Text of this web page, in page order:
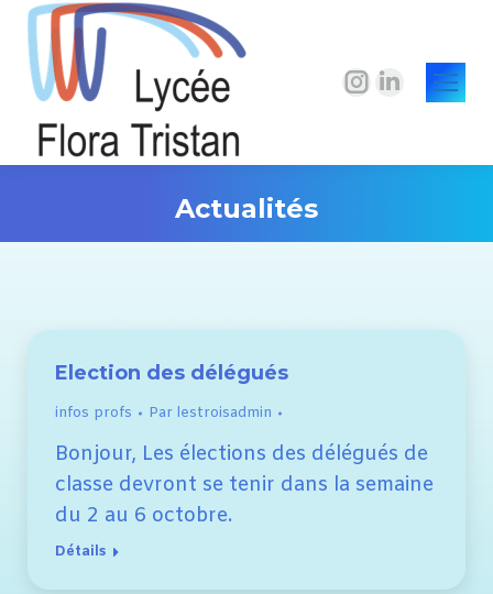
La
une
La
une
Actualités
Vous êtes ici :
Election des délégués
infos profs Par lestroisadmin
Bonjour, Les élections des délégués de
classe devront se tenir dans la semaine
du 2 au 6 octobre.
Détails